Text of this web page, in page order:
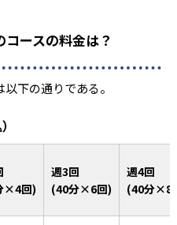
ースの料金は？
下の通りである。
×4回)
週3回
(40分×6回)
週4回
(40分×8